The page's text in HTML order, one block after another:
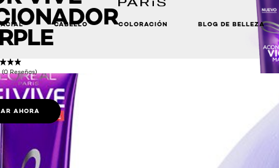
CABELLO COLORACIÓN BLOG DE BELLEZA
Reseñas)
AHORA